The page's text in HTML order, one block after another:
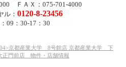
ＦＡＸ：075-701-4000
ル： 0120-8-23456
09：30-17：30
京都産業大学 8号館店 京都産業大学 下
正門前店 物件・店舗情報